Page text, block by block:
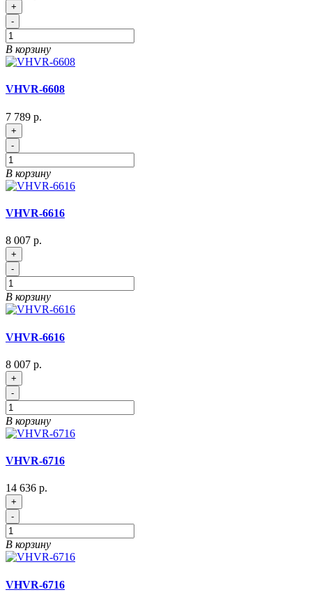
+
-
В корзину
VHVR-6608
7 789 р.
+
-
В корзину
VHVR-6616
8 007 р.
+
-
В корзину
VHVR-6616
8 007 р.
+
-
В корзину
VHVR-6716
14 636 р.
+
-
В корзину
VHVR-6716